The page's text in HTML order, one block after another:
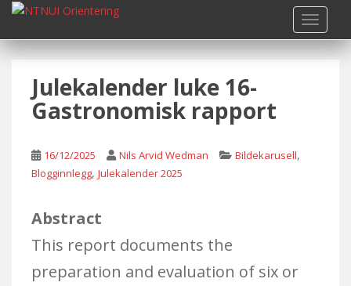
i
Julekalender luke 16-
Gastronomisk rapport
16/12/2025 Nils Arvid Wedman Bildekarusell,
Blogginnlegg, Julekalender 2025
Abstract
This report documents the
preparation and evaluation of six or